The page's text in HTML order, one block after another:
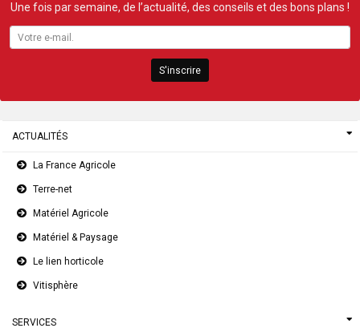
Une fois par semaine, de l’actualité, des conseils et des bons plans !
S'inscrire
ACTUALITÉS
La France Agricole
Terre-net
Matériel Agricole
Matériel & Paysage
Le lien horticole
Vitisphère
SERVICES